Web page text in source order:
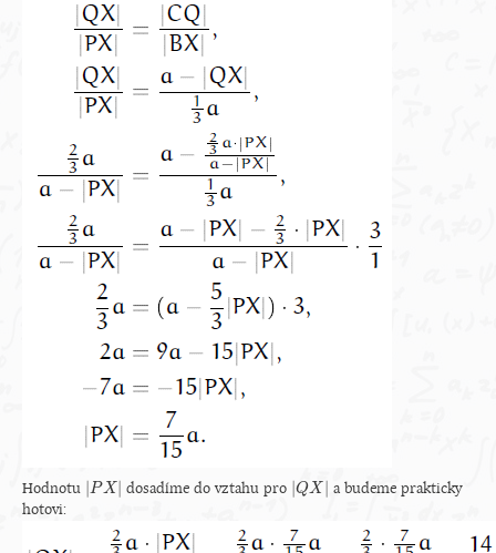
Hodnotu | PX |
PX| dosadíme do vztahu pro |QX |
QX|
a budeme prakticky
hotovi: